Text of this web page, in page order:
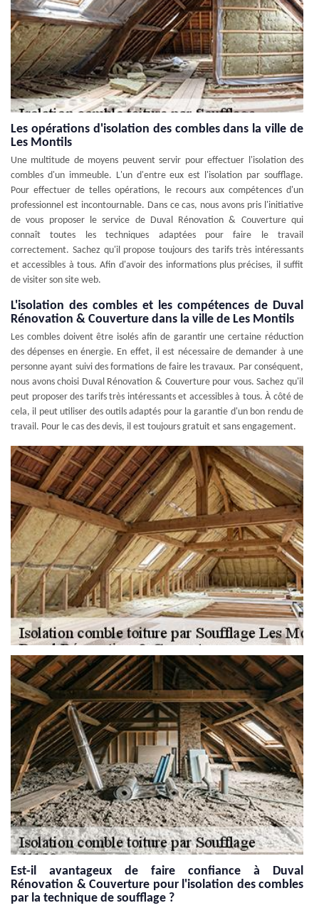
Les opérations d'isolation des combles dans la ville de
Les Montils
Une multitude de moyens peuvent servir pour effectuer l'isolation des
combles d'un immeuble. L'un d'entre eux est l'isolation par soufflage.
Pour effectuer de telles opérations, le recours aux compétences d'un
professionnel est incontournable. Dans ce cas, nous avons pris l'initiative
de vous proposer le service de Duval Rénovation & Couverture qui
connaît toutes les techniques adaptées pour faire le travail
correctement. Sachez qu'il propose toujours des tarifs très intéressants
et accessibles à tous. Afin d'avoir des informations plus précises, il suffit
de visiter son site web.
L'isolation des combles et les compétences de Duval
Rénovation & Couverture dans la ville de Les Montils
Les combles doivent être isolés afin de garantir une certaine réduction
des dépenses en énergie. En effet, il est nécessaire de demander à une
personne ayant suivi des formations de faire les travaux. Par conséquent,
nous avons choisi Duval Rénovation & Couverture pour vous. Sachez qu'il
peut proposer des tarifs très intéressants et accessibles à tous. À côté de
cela, il peut utiliser des outils adaptés pour la garantie d'un bon rendu de
travail. Pour le cas des devis, il est toujours gratuit et sans engagement.
Est-il avantageux de faire confiance à Duval
Rénovation & Couverture pour l'isolation des combles
par la technique de soufflage ?